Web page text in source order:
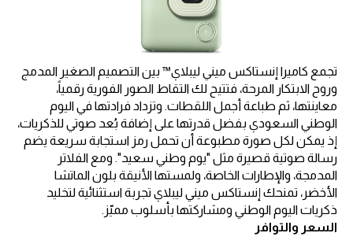
تجمع كاميرا إنستاكس ميني ليبلاي™ بين التصميم الصغير المدمج
وروح الابتكار المرحة، فتتيح لك التقاط الصور الفورية رقمياً،
معاينتها، ثم طباعة أجمل اللقطات. وتزداد فرادتها في اليوم
الوطني السعودي بفضل قدرتها على إضافة بُعد صوتي للذكريات،
إذ يمكن لكل صورة مطبوعة أن تحمل رمز استجابة سريعة يضم
رسالة صوتية قصيرة مثل "يوم وطني سعيد". ومع الفلاتر
المدمجة، والإطارات الخاصة، ولمستها الأنيقة بلون الماتشا
الأخضر، تمنحك إنستاكس ميني ليبلاي تجربة استثنائية لتخليد
ذكريات اليوم الوطني ومشاركتها بأسلوب مميّز.
السعر والتوافر